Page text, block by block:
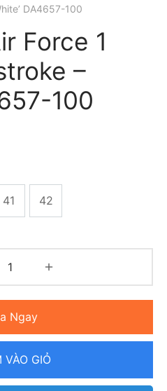
DA4657-100
Force 1
–
100
41 42
Ngay
VÀO GIỎ